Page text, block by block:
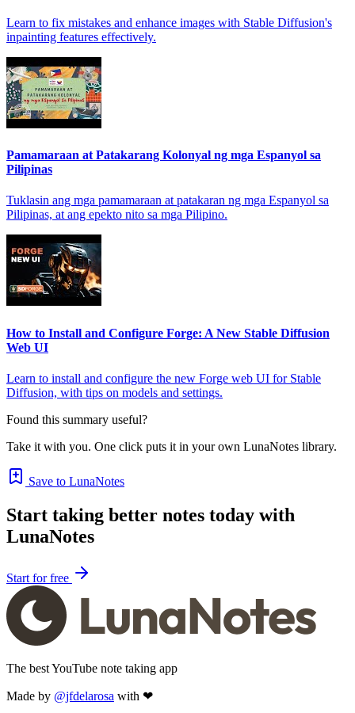
Learn to fix mistakes and enhance images with Stable Diffusion's
inpainting features effectively.
Pamamaraan at Patakarang Kolonyal ng mga Espanyol sa
Pilipinas
Tuklasin ang mga pamamaraan at patakaran ng mga Espanyol sa
Pilipinas, at ang epekto nito sa mga Pilipino.
How to Install and Configure Forge: A New Stable Diffusion
Web UI
Learn to install and configure the new Forge web UI for Stable
Diffusion, with tips on models and settings.
Found this summary useful?
Take it with you. One click puts it in your own LunaNotes library.
Save to LunaNotes
Start taking better notes today with
LunaNotes
Start for free
The best YouTube note taking app
Made by @jfdelarosa with ❤